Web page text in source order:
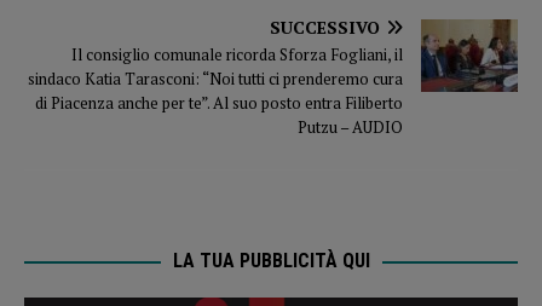
SUCCESSIVO
Il consiglio comunale ricorda Sforza Fogliani, il
sindaco Katia Tarasconi: “Noi tutti ci prenderemo cura
di Piacenza anche per te”. Al suo posto entra Filiberto
Putzu – AUDIO
LA TUA PUBBLICITÀ QUI